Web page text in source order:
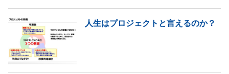
人生はプロジェクトと言えるのか？